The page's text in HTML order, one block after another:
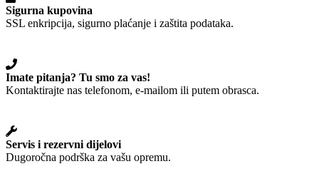
Sigurna kupovina
SSL enkripcija, sigurno plaćanje i zaštita podataka.
Imate pitanja? Tu smo za vas!
Kontaktirajte nas telefonom, e-mailom ili putem obrasca.
Servis i rezervni dijelovi
Dugoročna podrška za vašu opremu.